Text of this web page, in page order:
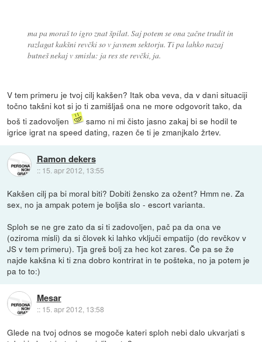
ma pa moraš to igro znat špilat. Saj potem se ona začne trudit in
razlagat kakšni revčki so v javnem sektorju. Ti pa lahko nazaj
butneš nekaj v smislu: ja res ste revčki, ja.
V tem primeru je tvoj cilj kakšen? Itak oba veva, da v dani situaciji
točno takšni kot si jo ti zamišljaš ona ne more odgovorit tako, da
boš ti zadovoljen
samo ni mi čisto jasno zakaj bi se hodil te
igrice igrat na speed dating, razen če ti je zmanjkalo žrtev.
Ramon dekers
:: 15. apr 2012, 13:55
Kakšen cilj pa bi moral biti? Dobiti žensko za ožent? Hmm ne. Za
sex, no ja ampak potem je boljša slo - escort varianta.
Sploh se ne gre zato da si ti zadovoljen, pač pa da ona ve
(oziroma misli) da si človek ki lahko vključi empatijo (do revčkov v
JS v tem primeru). Tja greš bolj za hec kot zares. Če pa se že
najde kakšna ki ti zna dobro kontrirat in te pošteka, no ja potem je
pa to to:)
Mesar
:: 15. apr 2012, 13:58
Glede na tvoj odnos se mogoče kateri sploh nebi dalo ukvarjati s